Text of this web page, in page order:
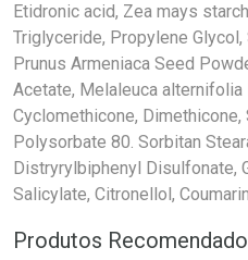
Etidronic acid, Zea mays
Triglyceride, Propylene
Prunus Armeniaca Seed
Acetate, Melaleuca
Cyclomethicone, Dimethicone,
Polysorbate 80. Sorbitan
Distryrylbiphenyl Disulfonate,
Salicylate, Citronellol,
Produtos